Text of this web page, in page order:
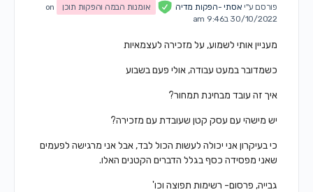
פורסם ע"יאסתי -הפקות מדיה אומנות הבמה והפקות תוכן
on
30/10/2022 ב9:46 am
מעניין אותי לשמוע, על מזכירה לעצמאיות
כשמדובר במעט עבודה, אולי פעם בשבוע
איך זה עובד מבחינת תמחור?
יש מישהי עם עסק קטן שעובדת עם מזכירה?
כי בעיקרון אני יכולה לעשות הכול לבד, אבל אני מרגישה לפעמים
שאני מפסידה כסף בגלל הדברים הקטנים האלו.
גבייה, פרסום- רשימות תפוצה וכו'